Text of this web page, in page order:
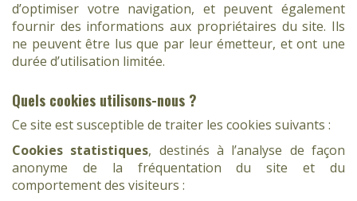
d’optimiser votre navigation, et peuvent également
fournir des informations aux propriétaires du site. Ils
ne peuvent être lus que par leur émetteur, et ont une
durée d’utilisation limitée.
Quels cookies utilisons-nous ?
Ce site est susceptible de traiter les cookies suivants :
Cookies statistiques, destinés à l’analyse de façon
anonyme de la fréquentation du site et du
comportement des visiteurs :